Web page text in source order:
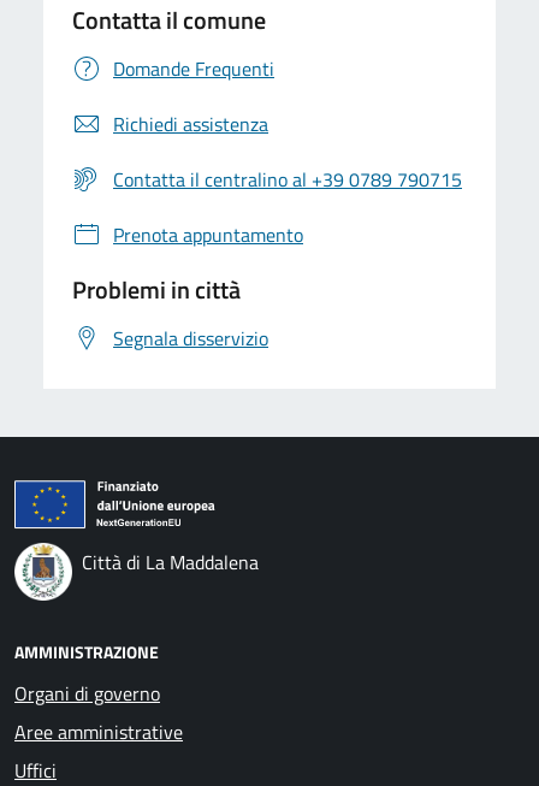
Contatta il comune
Domande Frequenti
Richiedi assistenza
Contatta il centralino al +39 0789 790715
Prenota appuntamento
Problemi in città
Segnala disservizio
Città di La Maddalena
AMMINISTRAZIONE
Organi di governo
Aree amministrative
Uffici